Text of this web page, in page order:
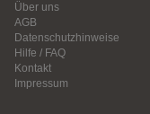
Über uns
AGB
Datenschutzhinweise
Hilfe / FAQ
Kontakt
Impressum